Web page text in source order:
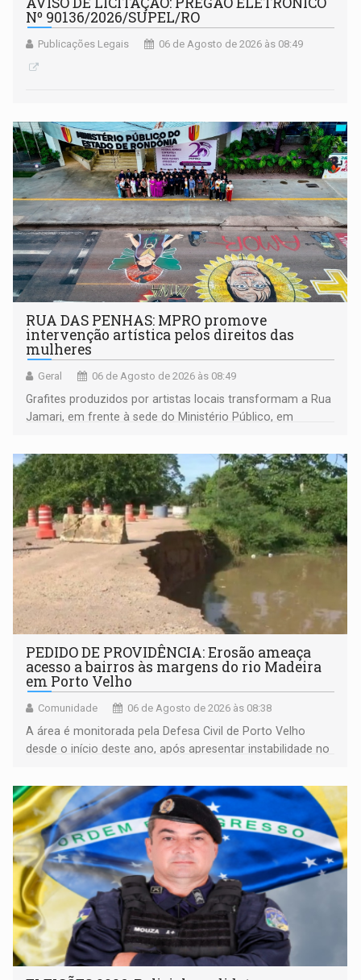
Nº 90136/2026/SUPEL/RO
Publicações Legais 06 de Agosto de 2026 às 08:49
RUA DAS PENHAS: MPRO promove
intervenção artística pelos direitos das
mulheres
Geral 06 de Agosto de 2026 às 08:49
Grafites produzidos por artistas locais transformam a Rua
Jamari, em frente à sede do Ministério Público, em
da Penha e o enfrentamento à violência
PEDIDO DE PROVIDÊNCIA: Erosão ameaça
acesso a bairros às margens do rio Madeira
em Porto Velho
Comunidade 06 de Agosto de 2026 às 08:38
A área é monitorada pela Defesa Civil de Porto Velho
desde o início deste ano, após apresentar instabilidade no